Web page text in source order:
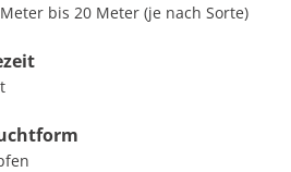
bis 20 Meter (je nach Sorte)